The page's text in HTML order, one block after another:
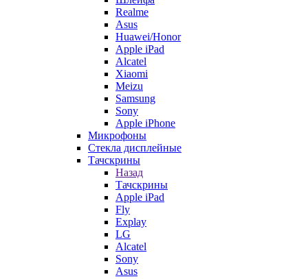
Realme
Asus
Huawei/Honor
Apple iPad
Alcatel
Xiaomi
Meizu
Samsung
Sony
Apple iPhone
Микрофоны
Стекла дисплейные
Тачскрины
Назад
Тачскрины
Apple iPad
Fly
Explay
LG
Alcatel
Sony
Asus